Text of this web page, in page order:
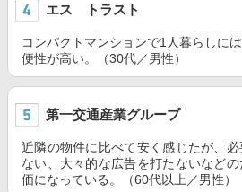
エス トラスト
コンパクトマンションで1人暮らしに
便性が高い。（30代／男性）
第一交通産業グループ
近隣の物件に比べて安く感じたが、
ない、大々的な広告を打たないなど
価になっている。（60代以上／男性）